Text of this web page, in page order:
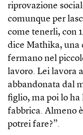
riprovazione
comunque per
come tenerli, con
dice Mathika, una
fermano nel
lavoro. Lei lavora
abbandonata dal
figlio, ma poi lo
fabbrica. Almeno
potrei fare?”.